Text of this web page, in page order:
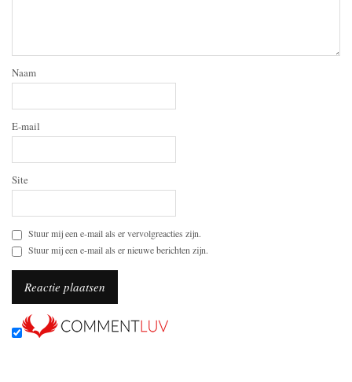
Naam
E-mail
Site
Stuur mij een e-mail als er vervolgreacties zijn.
Stuur mij een e-mail als er nieuwe berichten zijn.